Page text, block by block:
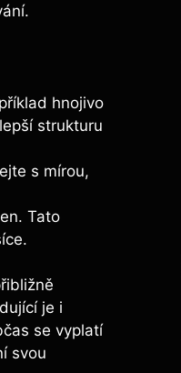
hnojivo
strukturu
s mírou,
Tato
je i
se vyplatí
svou